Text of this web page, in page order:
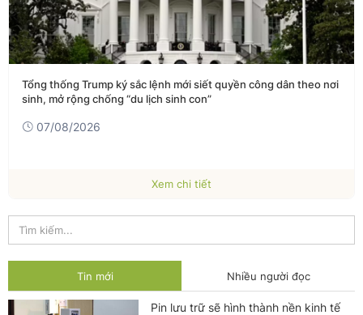
Tổng thống Trump ký sắc lệnh mới siết quyền công dân theo nơi
sinh, mở rộng chống “du lịch sinh con”
07/08/2026
Xem chi tiết
Tin mới Nhiều người đọc
Pin lưu trữ sẽ hình thành nền kinh tế